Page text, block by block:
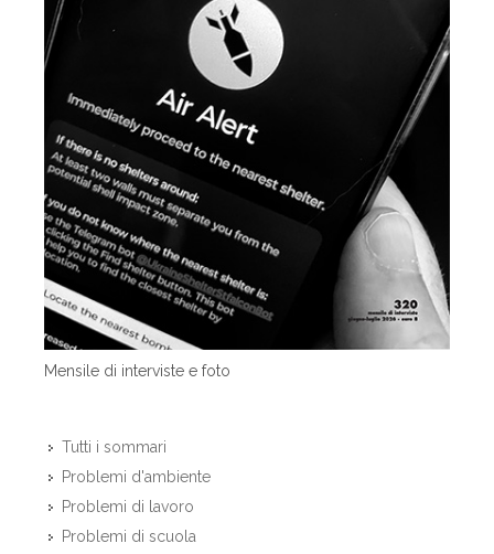
Mensile di interviste e foto
Tutti i sommari
Problemi d'ambiente
Problemi di lavoro
Problemi di scuola